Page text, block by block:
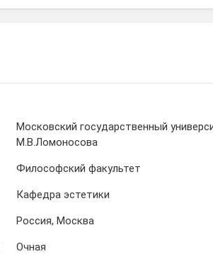
Московский государственный
М.В.Ломоносова
Философский факультет
Кафедра эстетики
Россия, Москва
Очная